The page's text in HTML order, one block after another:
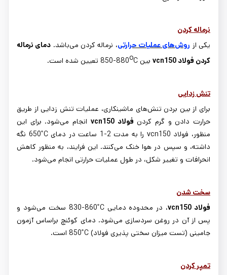
نرماله کردن
یکی از روشهای عملیات حرارتی، نرماله کردن میباشد. دمای نرماله
کردن فولاد vcn150 بین 850-880oC تعیین شده است.
تنش زدایی
برای از بین بردن تنشهای ماشینکاری، عملیات تنش زدایی از طریق
حرارت دادن و گرم کردن فولادvcn150 انجام میشود. برای این
منظور، فولاد vcn150 را به مدت1-2 ساعت در دمای650˚C نگه
داشته، و سپس در هوا خنک میکنند. این فرایند، به منظور کاهش
انحرافات و تغییر شکل، در طول عملیات حرارتی انجام میشود.
سخت شدن
فولاد vcn150، در محدوده دمایی830-860˚C سخت میشود و
پس از آن در روغن سردسازی میشود. دمای کوئنچ براساس آزمون
جامینی (تست میزان سختی پذیری فولاد) 850˚C است.
تمپر کردن